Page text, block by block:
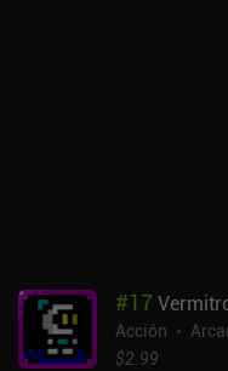
Around es free-to-play y
9,99 $ para apoyar al
publicitario de 5 segundos
#17
Acción
$2.99